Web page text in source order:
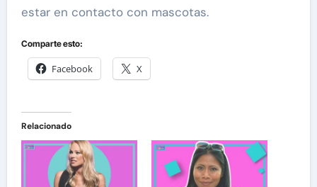
estar en contacto con mascotas.
Comparte esto:
Facebook X
Relacionado